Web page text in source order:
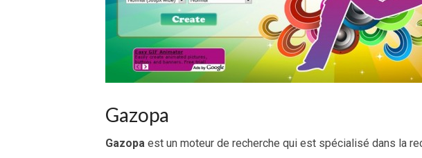
Gazopa
Gazopa est un moteur de recherche qui est spécialisé dans la